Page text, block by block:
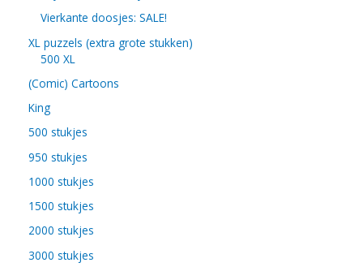
Vierkante doosjes: SALE!
XL puzzels (extra grote stukken)
500 XL
(Comic) Cartoons
King
500 stukjes
950 stukjes
1000 stukjes
1500 stukjes
2000 stukjes
3000 stukjes